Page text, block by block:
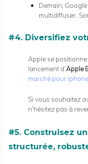
Demain,
multidiffuser.
#4. Diversifiez
Apple se
lancement d’Apple
marché pour
Si vous souhaitez
n’hésitez pas à
#5. Construisez
structurée,